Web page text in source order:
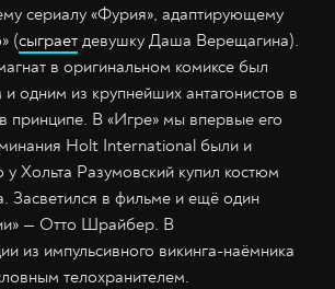
сериалу «Фурия», адаптирующему
(сыграет девушку Даша Верещагина).
в оригинальном комиксе был
одним из крупнейших антагонистов в
принципе. В «Игре» мы впервые его
Holt International были и
Хольта Разумовский купил костюм
Засветился в фильме и ещё один
— Отто Шрайбер. В
из импульсивного викинга-наёмника
телохранителем.